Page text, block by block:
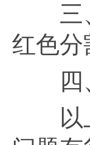
三、
红色分
四、
以上